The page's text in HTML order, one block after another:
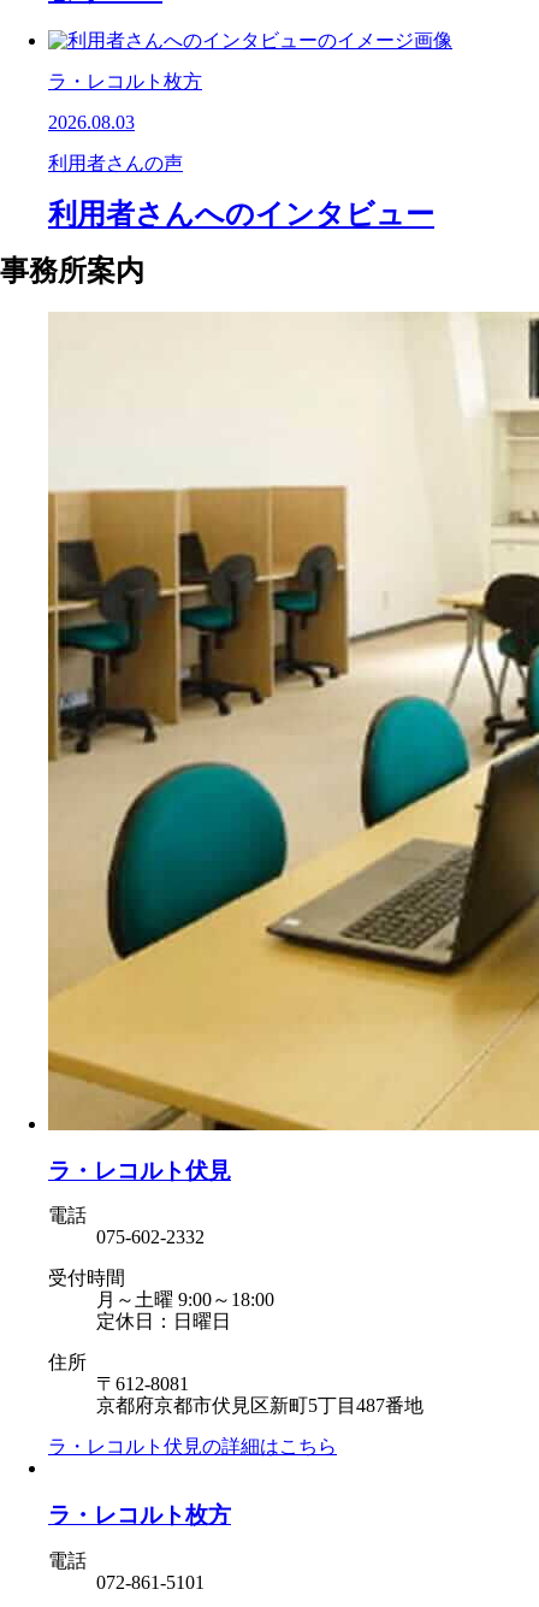
ラ・レコルト枚方
2026.08.03
利用者さんの声
利用者さんへのインタビュー
事務所案内
ラ・レコルト伏見
電話
075-602-2332
受付時間
月～土曜 9:00～18:00
定休日：日曜日
住所
〒612-8081
京都府京都市伏見区新町5丁目487番地
ラ・レコルト伏見の詳細はこちら
ラ・レコルト枚方
電話
072-861-5101